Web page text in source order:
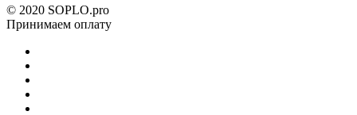
© 2020 SOPLO.pro
Принимаем оплату